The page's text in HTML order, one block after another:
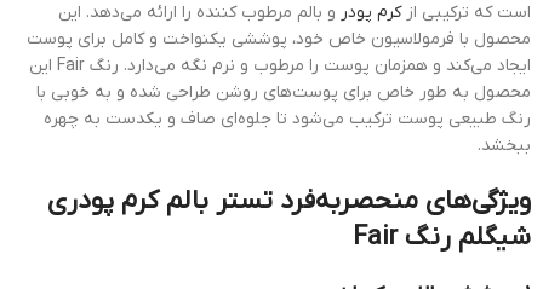
است که ترکیبی ازکرم پودر و بالم مرطوب کننده را ارائه می‌دهد. این
محصول با فرمولاسیون خاص خود، پوششی یکنواخت و کامل برای پوست
ایجاد می‌کند و همزمان پوست را مرطوب و نرم نگه می‌دارد. رنگ Fair این
محصول به طور خاص برای پوست‌های روشن طراحی شده و به خوبی با
رنگ طبیعی پوست ترکیب می‌شود تا جلوه‌ای صاف و یکدست به چهره
ببخشد.
ویژگی‌های منحصربه‌فرد تستر بالم کرم پودری
شیگلم رنگ Fair